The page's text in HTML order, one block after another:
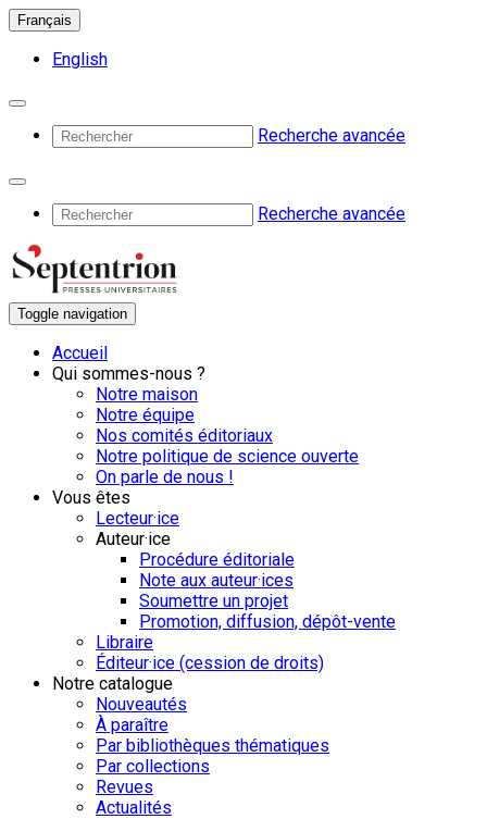
Français
English
Recherche avancée
Recherche avancée
Toggle navigation
Accueil
Qui sommes-nous ?
Notre maison
Notre équipe
Nos comités éditoriaux
Notre politique de science ouverte
On parle de nous !
Vous êtes
Lecteur·ice
Auteur·ice
Procédure éditoriale
Note aux auteur·ices
Soumettre un projet
Promotion, diffusion, dépôt-vente
Libraire
Éditeur·ice (cession de droits)
Notre catalogue
Nouveautés
À paraître
Par bibliothèques thématiques
Par collections
Revues
Actualités